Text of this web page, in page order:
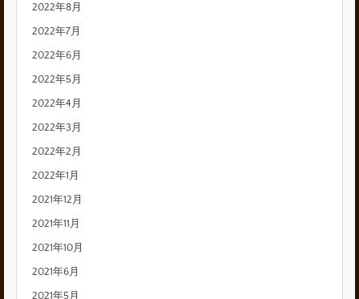
2022年8月
2022年7月
2022年6月
2022年5月
2022年4月
2022年3月
2022年2月
2022年1月
2021年12月
2021年11月
2021年10月
2021年6月
2021年5月